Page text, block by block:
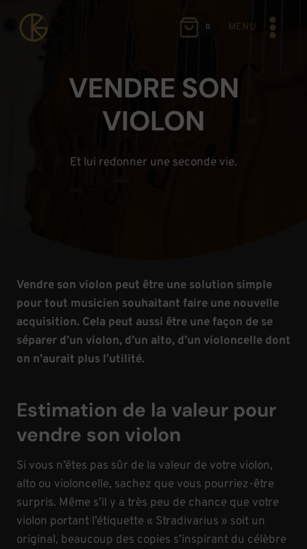
contenu
0 MENU
VENDRE SON
VIOLON
Et lui redonner une seconde vie.
Vendre son violon peut être une solution simple
pour tout musicien souhaitant faire une nouvelle
acquisition. Cela peut aussi être une façon de se
séparer d’un violon, d’un alto, d’un violoncelle dont
on n’aurait plus l’utilité.
Estimation de la valeur pour
vendre son violon
Si vous n’êtes pas sûr de la valeur de votre violon,
alto ou violoncelle, sachez que vous pourriez-être
surpris. Même s’il y a très peu de chance que votre
violon portant l’étiquette « Stradivarius » soit un
original, beaucoup des copies s’inspirant du célèbre